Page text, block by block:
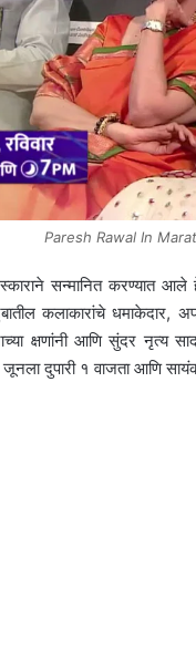
Paresh Rawal In
सन्मानित करण्यात
कलाकारांचे धमाकेदार,
क्षणांनी आणि सुंदर नृत्य
जूनला दुपारी १ वाजता आणि